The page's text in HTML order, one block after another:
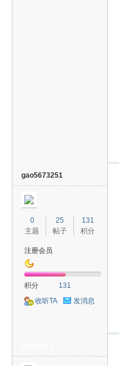
gao5673251
0
主题
25
帖子
131
积分
注册会员
积分
131
收听TA
发消息